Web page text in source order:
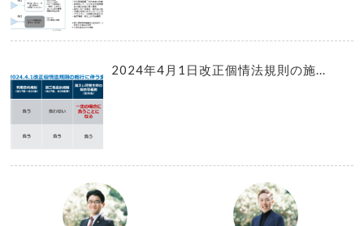
2024年4月1日改正個情法規則の施...